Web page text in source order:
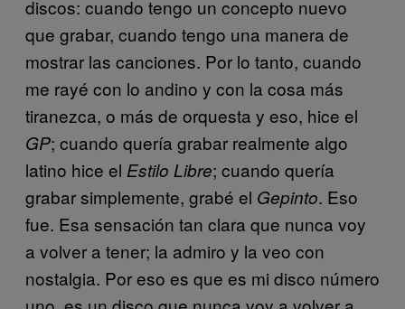
discos: cuando tengo un concepto nuevo
que grabar, cuando tengo una manera de
mostrar las canciones. Por lo tanto, cuando
me rayé con lo andino y con la cosa más
tiranezca, o más de orquesta y eso, hice el
GP; cuando quería grabar realmente algo
latino hice el Estilo Libre; cuando quería
grabar simplemente, grabé el Gepinto. Eso
fue. Esa sensación tan clara que nunca voy
a volver a tener; la admiro y la veo con
nostalgia. Por eso es que es mi disco número